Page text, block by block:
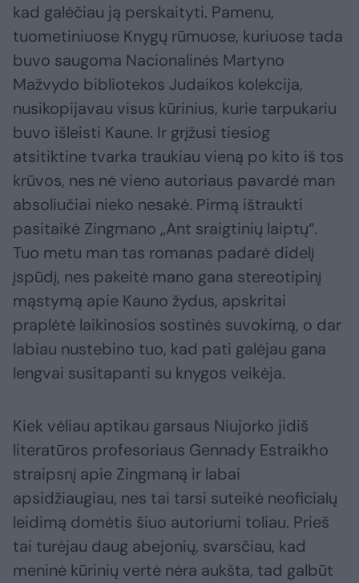
kad galėčiau ją perskaityti. Pamenu,
tuometiniuose Knygų rūmuose, kuriuose tada
buvo saugoma Nacionalinės Martyno
Mažvydo bibliotekos Judaikos kolekcija,
nusikopijavau visus kūrinius, kurie tarpukariu
buvo išleisti Kaune. Ir grįžusi tiesiog
atsitiktine tvarka traukiau vieną po kito iš tos
krūvos, nes nė vieno autoriaus pavardė man
absoliučiai nieko nesakė. Pirmą ištraukti
pasitaikė Zingmano „Ant sraigtinių laiptų“.
Tuo metu man tas romanas padarė didelį
įspūdį, nes pakeitė mano gana stereotipinį
mąstymą apie Kauno žydus, apskritai
praplėtė laikinosios sostinės suvokimą, o dar
labiau nustebino tuo, kad pati galėjau gana
lengvai susitapanti su knygos veikėja.
Kiek vėliau aptikau garsaus Niujorko jidiš
literatūros profesoriaus Gennady Estraikho
straipsnį apie Zingmaną ir labai
apsidžiaugiau, nes tai tarsi suteikė neoficialų
leidimą domėtis šiuo autoriumi toliau. Prieš
tai turėjau daug abejonių, svarsčiau, kad
meninė kūrinių vertė nėra aukšta, tad galbūt